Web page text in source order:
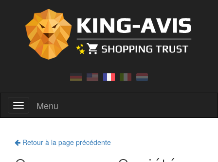
Menu Menu
Retour à la page précédente